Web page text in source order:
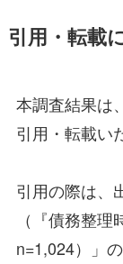
引用・転載
本調査結果は
引用・転載い
引用の際は、
（『債務整理
n=1,024）」